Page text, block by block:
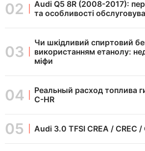
Audi Q5 8R (2008-2017):
та особливості
Чи шкідливий спиртовий
використанням етанолу:
міфи
Реальный расход топлива
C-HR
Audi 3.0 TFSI CREA / CREC /